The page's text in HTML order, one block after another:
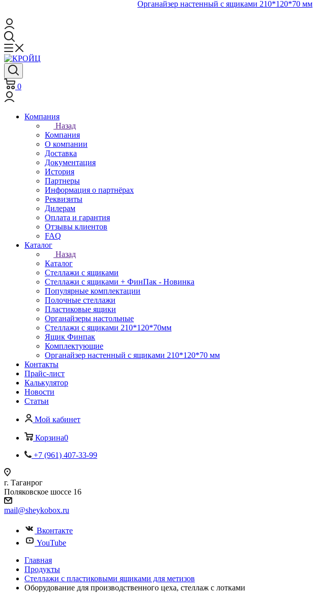
Органайзер настенный с ящиками 210*120*70 мм
0
Компания
Назад
Компания
О компании
Доставка
Документация
История
Партнеры
Информация о партнёрах
Реквизиты
Дилерам
Оплата и гарантия
Отзывы клиентов
FAQ
Каталог
Назад
Каталог
Стеллажи с ящиками
Стеллажи с ящиками + ФинПак - Новинка
Популярные комплектации
Полочные стеллажи
Пластиковые ящики
Органайзеры настольные
Стеллажи с ящиками 210*120*70мм
Ящик Финпак
Комплектующие
Органайзер настенный с ящиками 210*120*70 мм
Контакты
Прайс-лист
Калькулятор
Новости
Статьи
Мой кабинет
Корзина0
+7 (961) 407-33-99
г. Таганрог
Поляковское шоссе 16
mail@sheykobox.ru
Вконтакте
YouTube
Главная
Продукты
Стеллажи с пластиковыми ящиками для метизов
Оборудование для производственного цеха, стеллаж с лотками